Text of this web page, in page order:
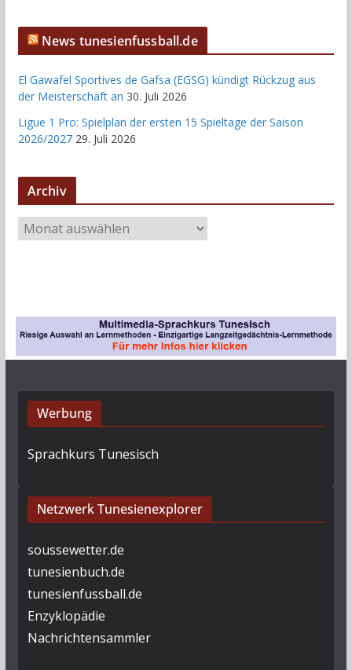
News tunesienfussball.de
El Gawafel Sportives de Gafsa (EGSG) kündigt Rückzug aus
der Meisterschaft an 30. Juli 2026
Ligue 1 Pro: Spielplan der ersten 15 Spieltage der Saison
2026/2027 29. Juli 2026
Archiv
r
Werbung
Sprachkurs Tunesisch
Netzwerk Tunesienexplorer
soussewetter.de
tunesienbuch.de
tunesienfussball.de
Enzyklopädie
Nachrichtensammler